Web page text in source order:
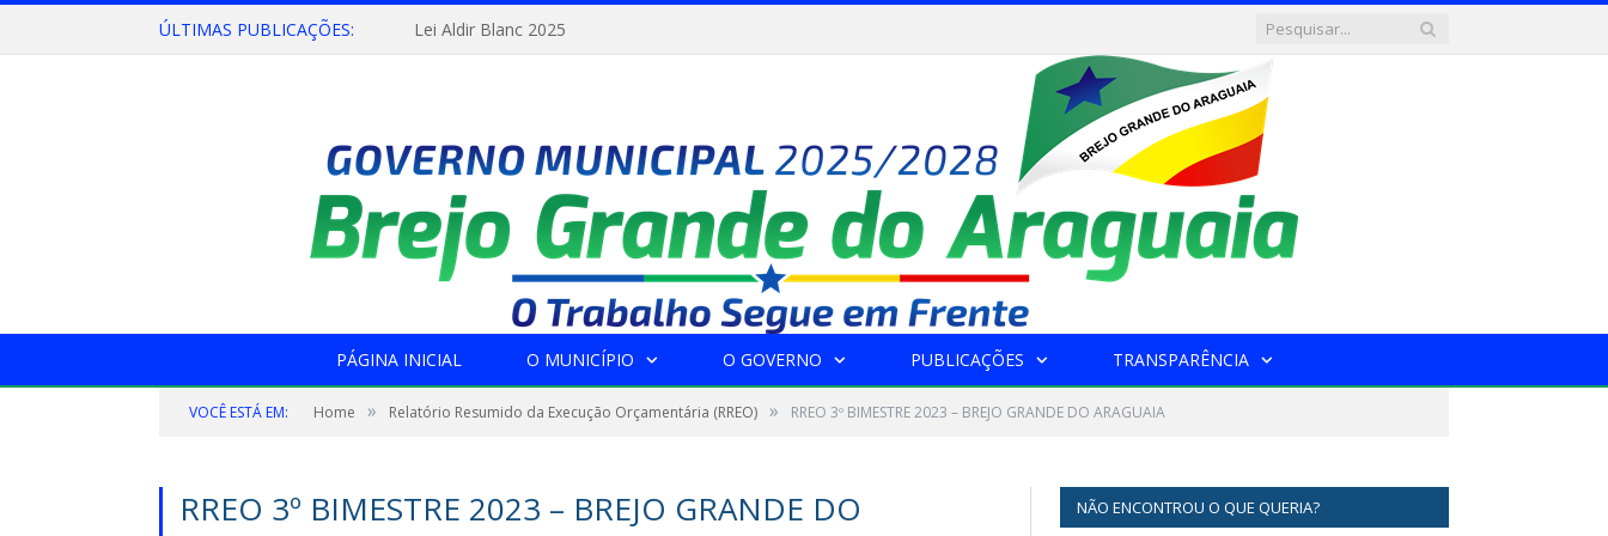
ÚLTIMAS PUBLICAÇÕES: Lei Aldir Blanc 2025
PÁGINA INICIAL O MUNICÍPIO O GOVERNO PUBLICAÇÕES TRANSPARÊNCIA
VOCÊ ESTÁ EM: Home » Relatório Resumido da Execução Orçamentária (RREO) » RREO 3º BIMESTRE 2023 – BREJO GRANDE DO ARAGUAIA
RREO 3º BIMESTRE 2023 – BREJO GRANDE DO
NÃO ENCONTROU O QUE QUERIA?